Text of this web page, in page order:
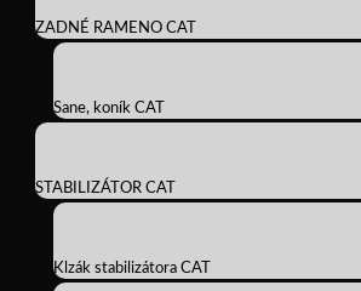
ZADNÉ RAMENO CAT
Sane, koník CAT
STABILIZÁTOR CAT
Klzák stabilizátora CAT